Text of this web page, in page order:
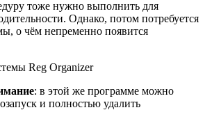
тоже нужно выполнить для
Однако, потом потребуется
о чём непременно появится
: в этой же программе можно
и полностью удалить